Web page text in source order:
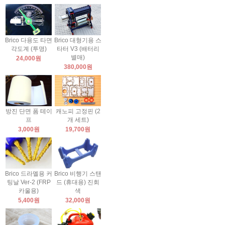
Brico 다용도 타면
각도계 (투명)
24,000원
Brico 대형기용 스
타터 V3 (배터리
별매)
380,000원
방진 단면 폼 테이
프
3,000원
캐노피 고정핀 (2
개 세트)
19,700원
Brico 드라멜용 커
팅날 Ver-2 (FRP
카울용)
5,400원
Brico 비행기 스탠
드 (휴대용) 진회
색
32,000원